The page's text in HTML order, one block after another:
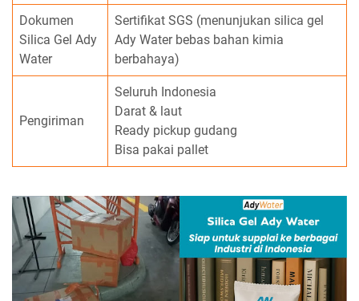
Dokumen
Silica Gel Ady
Water
Sertifikat SGS (menunjukan silica gel
Ady Water bebas bahan kimia
berbahaya)
Pengiriman
Seluruh Indonesia
Darat & laut
Ready pickup gudang
Bisa pakai pallet